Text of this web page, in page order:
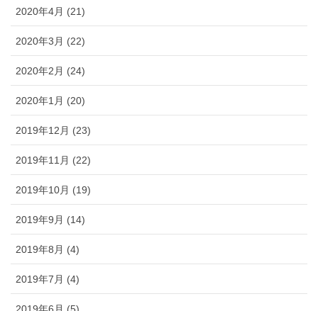
2020年4月 (21)
2020年3月 (22)
2020年2月 (24)
2020年1月 (20)
2019年12月 (23)
2019年11月 (22)
2019年10月 (19)
2019年9月 (14)
2019年8月 (4)
2019年7月 (4)